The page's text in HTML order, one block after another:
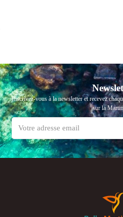
Inscrivez-vous à la newsletter et recevez
sur la